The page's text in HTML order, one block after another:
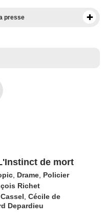
presse
de mort
Drame Policier
Richet
,Cécile de
Depardieu